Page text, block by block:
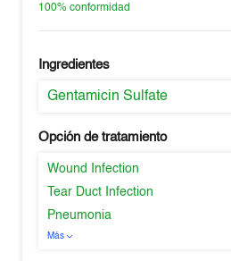
100%conformidad
Ingredientes
Gentamicin Sulfate
Opción de tratamiento
Wound Infection
Tear Duct Infection
Pneumonia
Más